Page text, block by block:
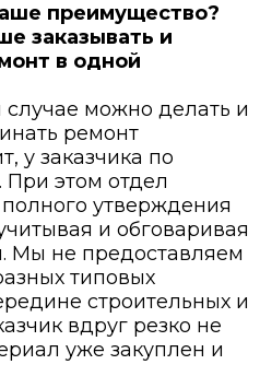
преимущество?
заказывать и
в одной
можно делать и
ремонт
у заказчика по
При этом отдел
утверждения
и обговаривая
Мы не предоставляем
типовых
строительных и
вдруг резко не
уже закуплен и